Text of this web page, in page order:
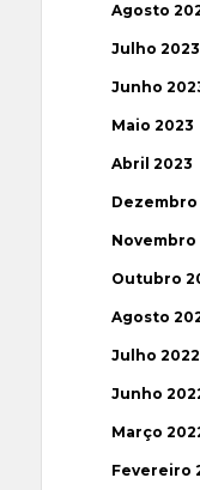
Agosto
Julho 2023
Junho
Maio 2023
Abril 2023
Dezembro
Novembro
Outubro
Agosto
Julho 2022
Junho
Março
Fevereiro